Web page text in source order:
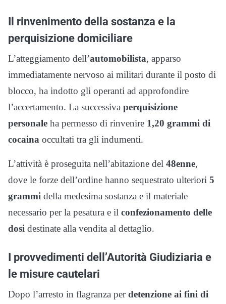
Il rinvenimento della sostanza e la
perquisizione domiciliare
L’atteggiamento dell’automobilista, apparso
immediatamente nervoso ai militari durante il posto di
blocco, ha indotto gli operanti ad approfondire
l’accertamento. La successiva perquisizione
personale ha permesso di rinvenire 1,20 grammi di
cocaina occultati tra gli indumenti.
L’attività è proseguita nell’abitazione del 48enne,
dove le forze dell’ordine hanno sequestrato ulteriori 5
grammi della medesima sostanza e il materiale
necessario per la pesatura e il confezionamento delle
dosi destinate alla vendita al dettaglio.
I provvedimenti dell’Autorità Giudiziaria e
le misure cautelari
Dopo l’arresto in flagranza perdetenzione ai fini di